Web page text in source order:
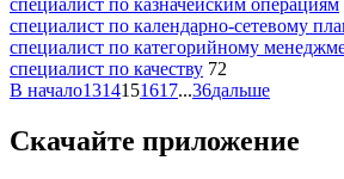
специалист по календарно-сетевому
специалист по категорийному
специалист по качеству 72
В начало1314151617...36дальше
Скачайте приложение